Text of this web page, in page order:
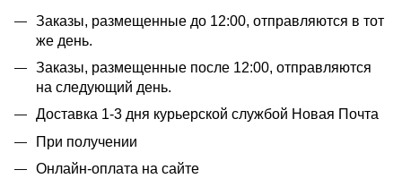
Заказы, размещенные до 12:00, отправляются в тот
же день.
Заказы, размещенные после 12:00, отправляются
на следующий день.
Доставка 1-3 дня курьерской службой Новая Почта
При получении
Онлайн-оплата на сайте